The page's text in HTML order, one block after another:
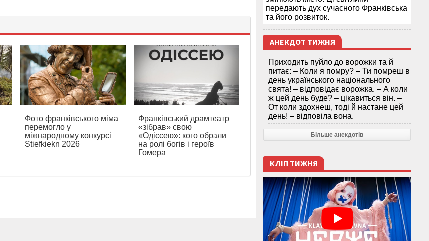
Фото франківського міма
перемогло у
міжнародному конкурсі
Stiefkiekn 2026
Франківський драмтеатр
«зібрав» свою
«Одіссею»: кого обрали
на ролі богів і героїв
Гомера
передають дух сучасного Франківська
та його розвиток.
АНЕКДОТ ТИЖНЯ
Приходить пуйло до ворожки та й
питає: – Коли я помру? – Ти помреш в
день українського національного
свята! – відповідає ворожка. – А коли
ж цей день буде? – цікавиться він. –
От коли здохнеш, тоді й настане цей
день! – відповіла вона.
Більше анекдотів
КЛІП ТИЖНЯ